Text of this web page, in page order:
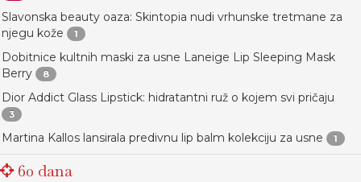
Slavonska beauty oaza: Skintopia nudi vrhunske tretmane za
njegu kože
1
Dobitnice kultnih maski za usne Laneige Lip Sleeping Mask
Berry
8
Dior Addict Glass Lipstick: hidratantni ruž o kojem svi pričaju
3
Martina Kallos lansirala predivnu lip balm kolekciju za usne 1
60 dana